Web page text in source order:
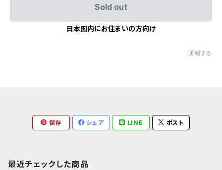
Sold out
日本国内にお住まいの方向け
通報する
保存 シェア LINE ポスト
最近チェックした商品